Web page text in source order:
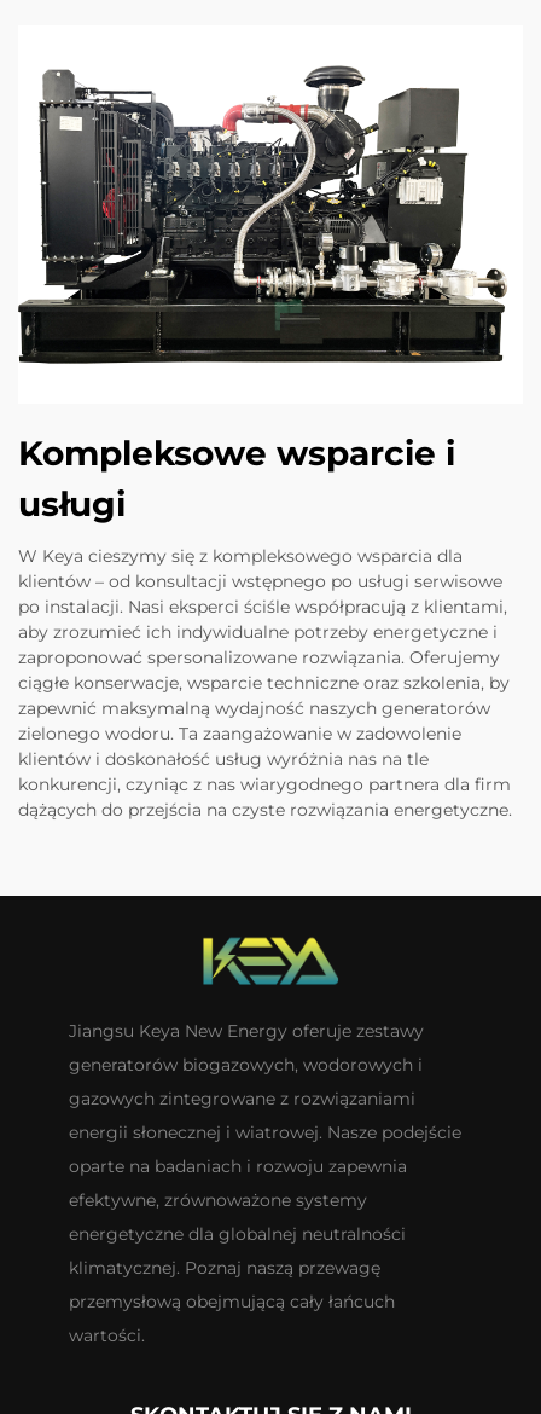
Kompleksowe wsparcie i
usługi
W Keya cieszymy się z kompleksowego wsparcia dla
klientów – od konsultacji wstępnego po usługi serwisowe
po instalacji. Nasi eksperci ściśle współpracują z klientami,
aby zrozumieć ich indywidualne potrzeby energetyczne i
zaproponować spersonalizowane rozwiązania. Oferujemy
ciągłe konserwacje, wsparcie techniczne oraz szkolenia, by
zapewnić maksymalną wydajność naszych generatorów
zielonego wodoru. Ta zaangażowanie w zadowolenie
klientów i doskonałość usług wyróżnia nas na tle
konkurencji, czyniąc z nas wiarygodnego partnera dla firm
dążących do przejścia na czyste rozwiązania energetyczne.
Jiangsu Keya New Energy oferuje zestawy
generatorów biogazowych, wodorowych i
gazowych zintegrowane z rozwiązaniami
energii słonecznej i wiatrowej. Nasze podejście
oparte na badaniach i rozwoju zapewnia
efektywne, zrównoważone systemy
energetyczne dla globalnej neutralności
klimatycznej. Poznaj naszą przewagę
przemysłową obejmującą cały łańcuch
wartości.